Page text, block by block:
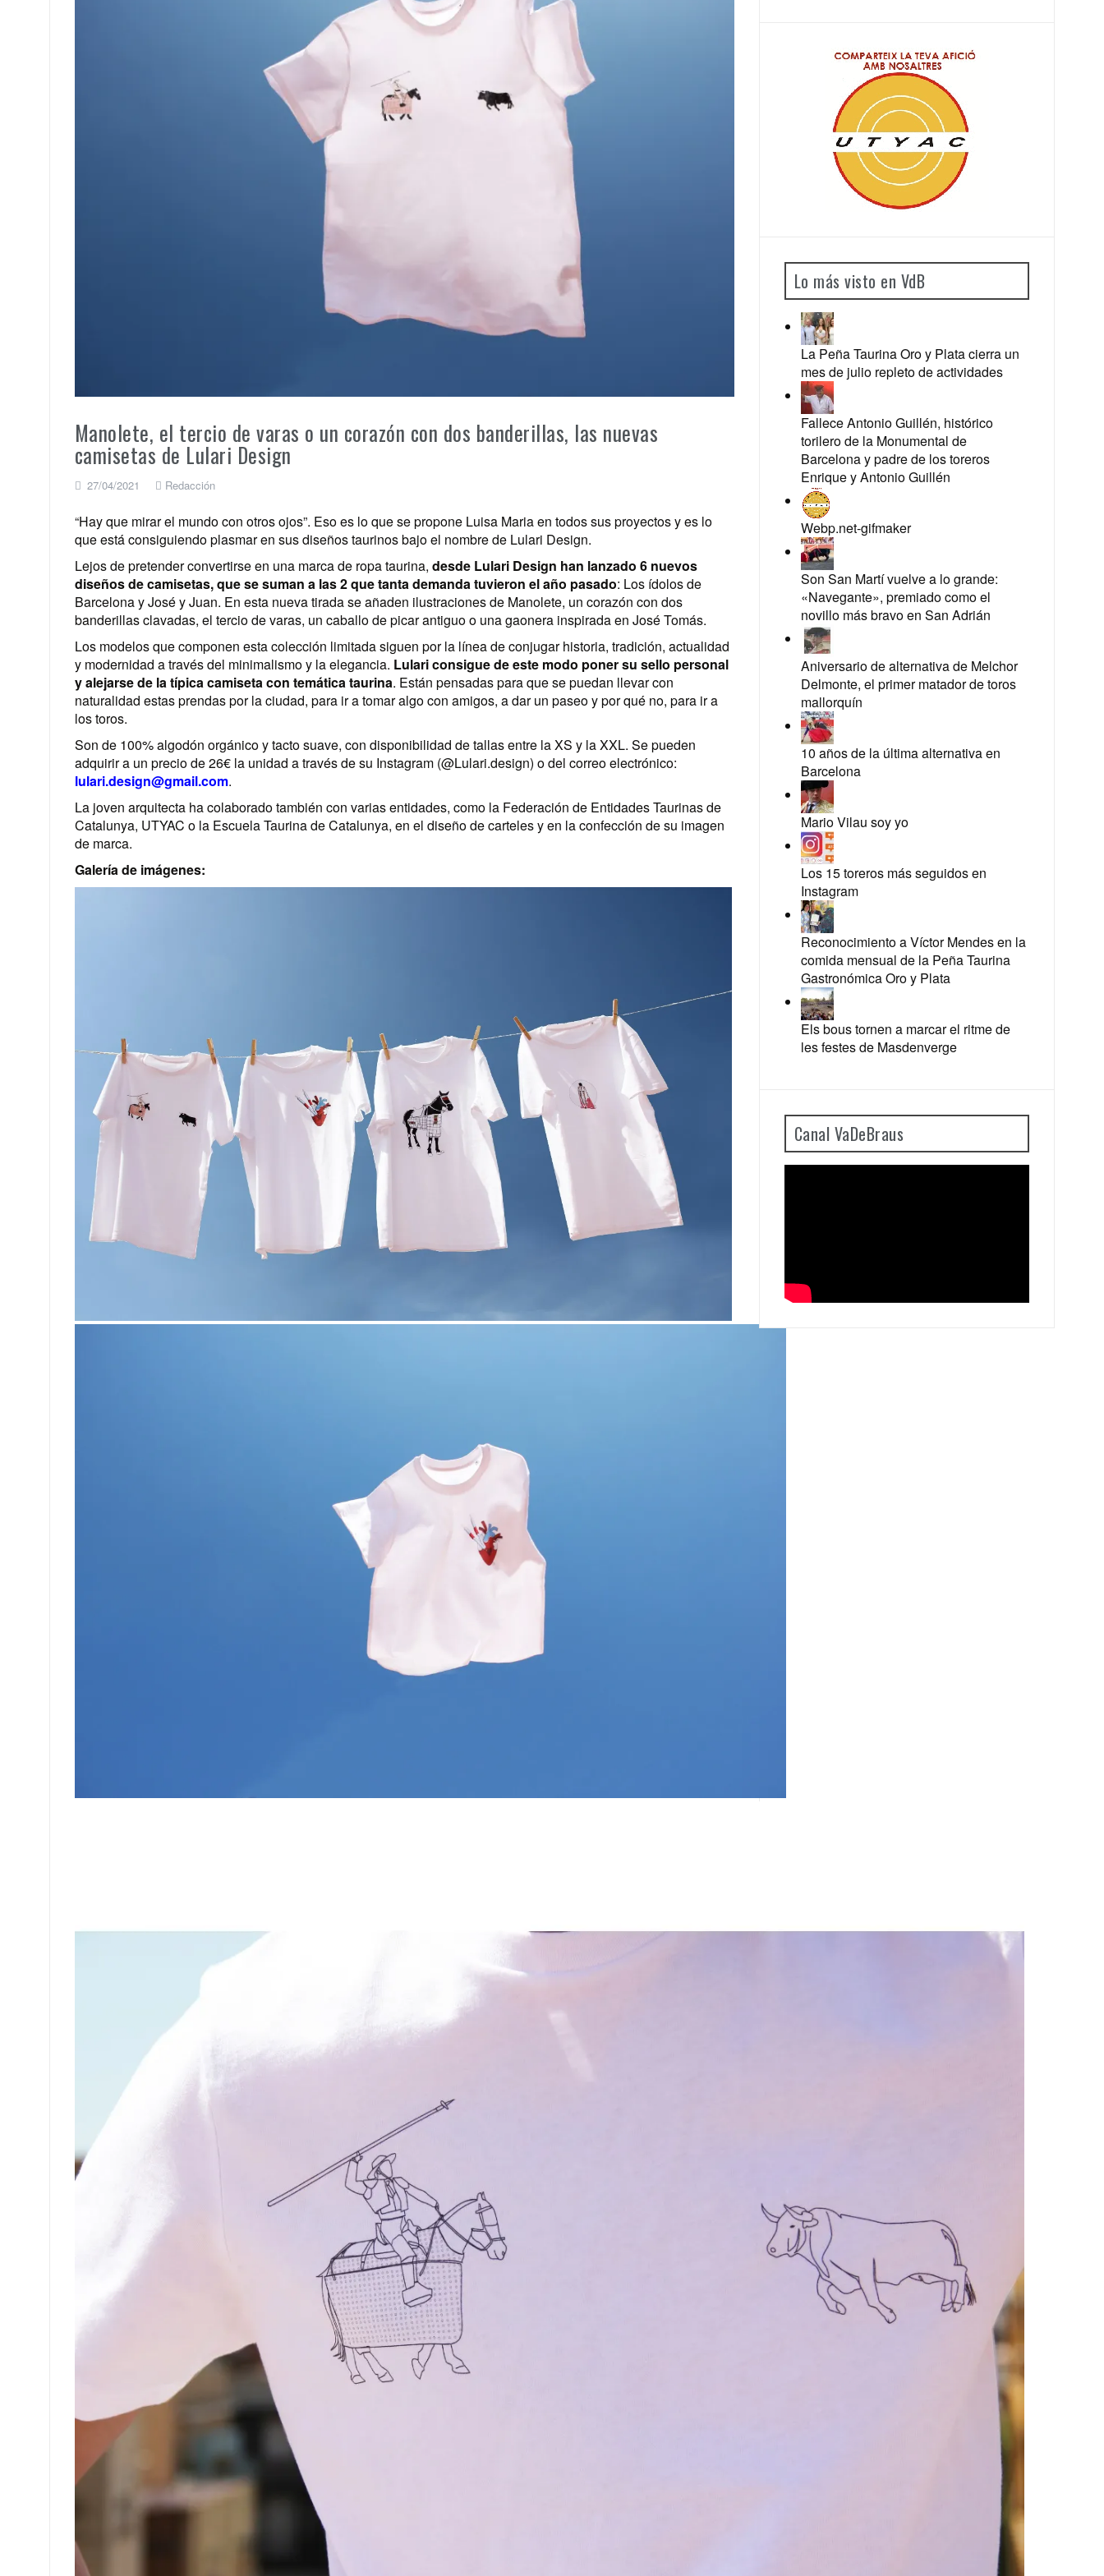
Manolete, el tercio de varas o un corazón con dos banderillas, las nuevas
camisetas de Lulari Design
27/04/2021 Redacción
“Hay que mirar el mundo con otros ojos”. Eso es lo que se propone Luisa Maria en todos sus proyectos y es lo
que está consiguiendo plasmar en sus diseños taurinos bajo el nombre de Lulari Design.
Lejos de pretender convertirse en una marca de ropa taurina, desde Lulari Design han lanzado 6 nuevos
diseños de camisetas, que se suman a las 2 que tanta demanda tuvieron el año pasado: Los ídolos de
Barcelona y José y Juan. En esta nueva tirada se añaden ilustraciones de Manolete, un corazón con dos
banderillas clavadas, el tercio de varas, un caballo de picar antiguo o una gaonera inspirada en José Tomás.
Los modelos que componen esta colección limitada siguen por la línea de conjugar historia, tradición, actualidad
y modernidad a través del minimalismo y la elegancia. Lulari consigue de este modo poner su sello personal
y alejarse de la típica camiseta con temática taurina. Están pensadas para que se puedan llevar con
naturalidad estas prendas por la ciudad, para ir a tomar algo con amigos, a dar un paseo y por qué no, para ir a
los toros.
Son de 100% algodón orgánico y tacto suave, con disponibilidad de tallas entre la XS y la XXL. Se pueden
adquirir a un precio de 26€ la unidad a través de su Instagram (@Lulari.design) o del correo electrónico:
lulari.design@gmail.com.
La joven arquitecta ha colaborado también con varias entidades, como la Federación de Entidades Taurinas de
Catalunya, UTYAC o la Escuela Taurina de Catalunya, en el diseño de carteles y en la confección de su imagen
de marca.
Galería de imágenes:
Lo más visto en VdB
La Peña Taurina Oro y Plata cierra un
mes de julio repleto de actividades
Fallece Antonio Guillén, histórico
torilero de la Monumental de
Barcelona y padre de los toreros
Enrique y Antonio Guillén
Webp.net-gifmaker
Son San Martí vuelve a lo grande:
«Navegante», premiado como el
novillo más bravo en San Adrián
Aniversario de alternativa de Melchor
Delmonte, el primer matador de toros
mallorquín
10 años de la última alternativa en
Barcelona
Mario Vilau soy yo
Los 15 toreros más seguidos en
Instagram
Reconocimiento a Víctor Mendes en la
comida mensual de la Peña Taurina
Gastronómica Oro y Plata
Els bous tornen a marcar el ritme de
les festes de Masdenverge
Canal VaDeBraus